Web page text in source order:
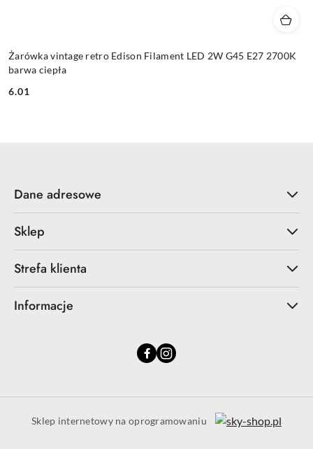
Żarówka vintage retro Edison Filament LED 2W G45 E27 2700K
barwa ciepła
Cena:
6.01
Dane adresowe
Sklep
Strefa klienta
Informacje
Sklep internetowy na oprogramowaniu